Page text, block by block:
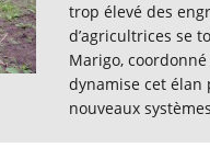
trop élevé des
d’agricultrices se
Marigo,
dynamise cet élan
nouveaux